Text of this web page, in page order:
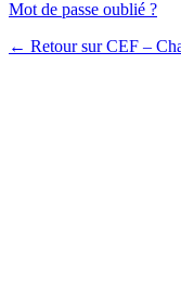
Mot de passe oublié ?
← Retour sur CEF –